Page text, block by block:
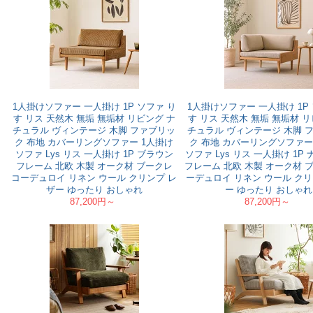
1人掛けソファー 一人掛け 1P ソファ り
す リス 天然木 無垢 無垢材 リビング ナ
チュラル ヴィンテージ 木脚 ファブリッ
ク 布地 カバーリングソファー 1人掛け
ソファ Lys リス 一人掛け 1P ブラウン
フレーム 北欧 木製 オーク材 ブークレ
コーデュロイ リネン ウール クリンプ レ
ザー ゆったり おしゃれ
87,200円～
1人掛けソファー 一人掛け 1P
す リス 天然木 無垢 無垢材 リ
チュラル ヴィンテージ 木脚
ク 布地 カバーリングソファ
ソファ Lys リス 一人掛け 1P
フレーム 北欧 木製 オーク材
ーデュロイ リネン ウール ク
ー ゆったり おしゃれ
87,200円～